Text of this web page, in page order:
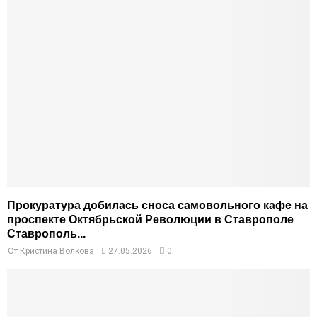
Прокуратура добилась сноса самовольного кафе на
проспекте Октябрьской Революции в Ставрополе
Ставрополь...
От Кристина Волкова 27.05.2026 0